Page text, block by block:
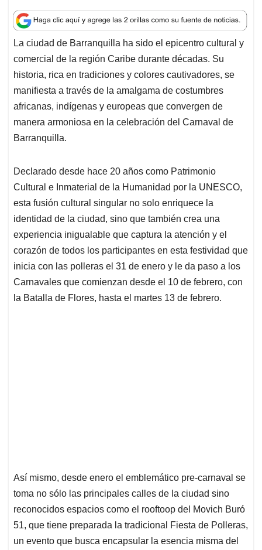
a
t
s
A
p
p
c
e
b
o
o
k
n
k
e
d
I
n
a
i
l
r
e
a
d
s
La ciudad de Barranquilla ha sido el epicentro cultural y
comercial de la región Caribe durante décadas. Su
historia, rica en tradiciones y colores cautivadores, se
manifiesta a través de la amalgama de costumbres
africanas, indígenas y europeas que convergen de
manera armoniosa en la celebración del Carnaval de
Barranquilla.
Declarado desde hace 20 años como Patrimonio
Cultural e Inmaterial de la Humanidad por la UNESCO,
esta fusión cultural singular no solo enriquece la
identidad de la ciudad, sino que también crea una
experiencia inigualable que captura la atención y el
corazón de todos los participantes en esta festividad que
inicia con las polleras el 31 de enero y le da paso a los
Carnavales que comienzan desde el 10 de febrero, con
la Batalla de Flores, hasta el martes 13 de febrero.
Así mismo, desde enero el emblemático pre-carnaval se
toma no sólo las principales calles de la ciudad sino
reconocidos espacios como el rooftoop del Movich Buró
51, que tiene preparada la tradicional Fiesta de Polleras,
un evento que busca encapsular la esencia misma del